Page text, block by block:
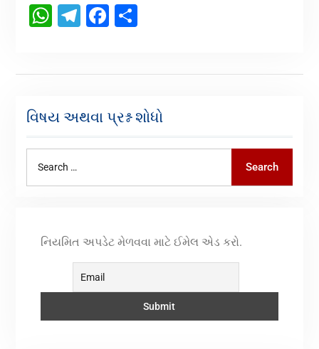
WhatsApp
Telegram
Facebook
Share
વિષય અથવા પ્રશ્ન શોધો
Search
નિયમિત અપડેટ મેળવવા માટે ઈમેલ એડ કરો.